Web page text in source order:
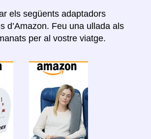
els següents adaptadors
d’Amazon. Feu una ullada als
per al vostre viatge.